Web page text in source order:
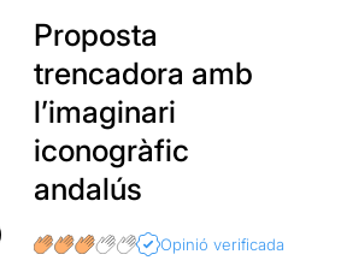
Proposta
trencadora amb
l’imaginari
iconogràfic
andalús
Opinió verificada